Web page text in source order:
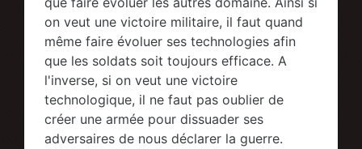
on veut une victoire militaire, il faut quand
même faire évoluer ses technologies afin
que les soldats soit toujours efficace. A
l'inverse, si on veut une victoire
technologique, il ne faut pas oublier de
créer une armée pour dissuader ses
adversaires de nous déclarer la guerre.